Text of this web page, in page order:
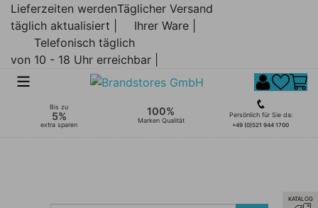
Lieferzeiten werden
täglich aktualisiert |
Täglicher Versand
Ihrer Ware |
Telefonisch täglich
von 10 - 18 Uhr erreichbar |
Bis zu
5%
extra sparen
100%
Marken Qualität
Persönlich für Sie da:
+49 (0)521 944 1700
KATALOG